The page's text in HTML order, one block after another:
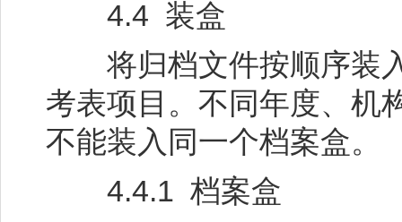
4.4 装盒
将归档文件按顺序装入
考表项目。不同年度、机
不能装入同一个档案盒。
4.4.1 档案盒